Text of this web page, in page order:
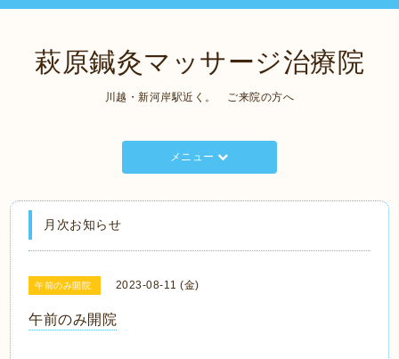
萩原鍼灸マッサージ治療院
川越・新河岸駅近く。 ご来院の方へ
メニュー
月次お知らせ
午前のみ開院 2023-08-11 (金)
午前のみ開院